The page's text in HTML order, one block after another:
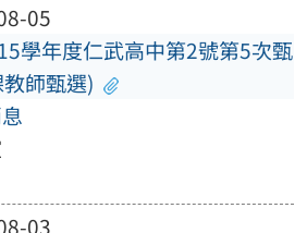
05
學年度仁武高中第2號第5次甄
師甄選)